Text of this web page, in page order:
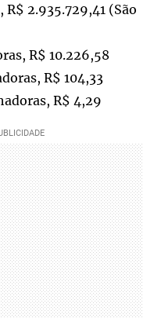
2.935.729,41 (São
R$ 10.226,58
R$ 104,33
R$ 4,29